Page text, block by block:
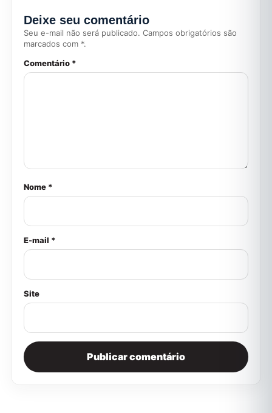
Deixe seu comentário
Seu e-mail não será publicado. Campos obrigatórios são
marcados com *.
Comentário *
Nome *
E-mail *
Site